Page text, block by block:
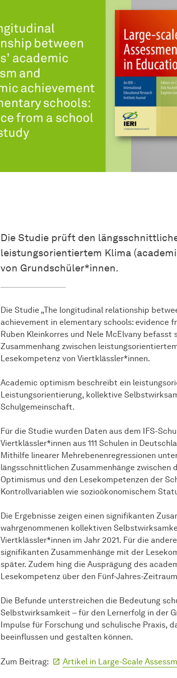
Die Studie prüft den
leistungsorientiertem Klima
von Grundschüler*innen.
Die Studie „The longitudinal relationship
achievement in elementary schools: evidence
Ruben Kleinkorres und Nele McElvany
Zusammenhang zwischen
Lesekompetenz von Viertklässler*innen.
Academic optimism beschreibt ein
Leistungsorientierung, kollektive
Schulgemeinschaft.
Für die Studie wurden Daten aus dem IFS-
Viertklässler*innen aus 111 Schulen in
Mithilfe linearer Mehrebenenregressionen
längsschnittlichen Zusammenhänge zwischen
Optimismus und den Lesekompetenzen der
Kontrollvariablen wie sozioökonomischem
Die Ergebnisse zeigen einen signifikanten
wahrgenommenen kollektiven
Viertklässler*innen im Jahr 2021. Für die
signifikanten Zusammenhänge mit der
später. Zudem hing die Ausprägung des
Lesekompetenz über den Fünf-Jahres-
Die Befunde unterstreichen die Bedeutung
Selbstwirksamkeit – für den Lernerfolg in der
Impulse für Forschung und schulische Praxis,
beeinflussen und gestalten können.
Zum Beitrag: Artikel in Large-Scale